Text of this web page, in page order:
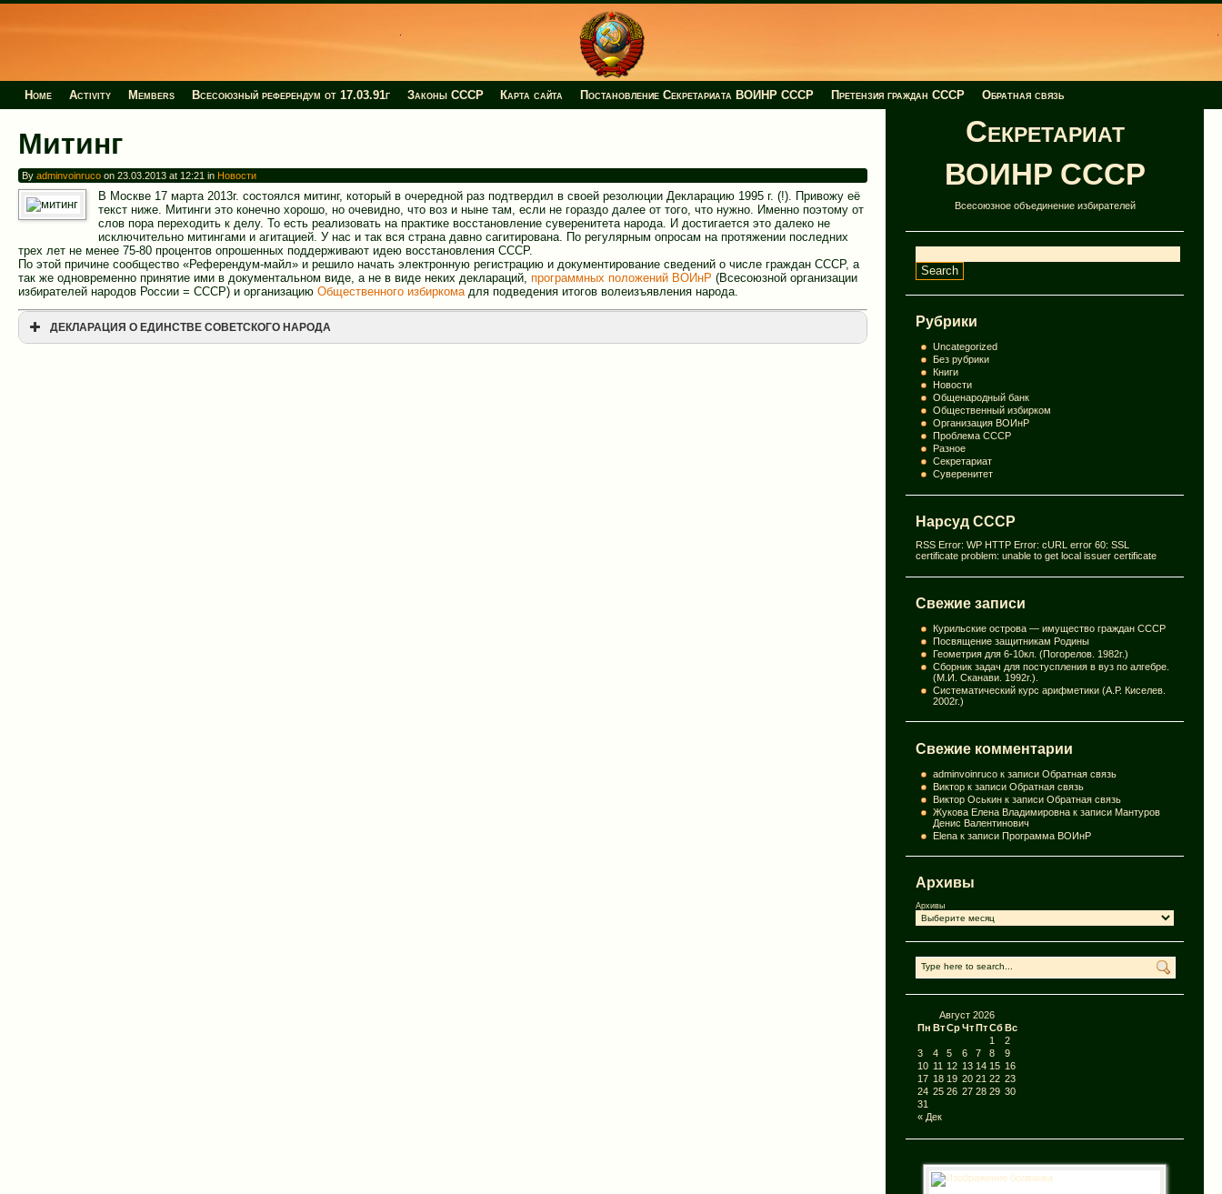
Home Activity Members Всесоюзный референдум от 17.03.91г Законы СССР Карта сайта Постановление Секретариата ВОИНР СССР Претензия граждан СССР Обратная связь
Секретариат
ВОИНР СССР
Всесоюзное объединение избирателей
Рубрики
Uncategorized
Без рубрики
Книги
Новости
Общенародный банк
Общественный избирком
Организация ВОИнР
Проблема СССР
Разное
Секретариат
Суверенитет
Нарсуд СССР
RSS Error: WP HTTP Error: cURL error 60: SSL
certificate problem: unable to get local issuer certificate
Свежие записи
Курильские острова — имущество граждан СССР
Посвящение защитникам Родины
Геометрия для 6-10кл. (Погорелов. 1982г.)
Сборник задач для постуспления в вуз по алгебре.
(М.И. Сканави. 1992г.).
Систематический курс арифметики (А.Р. Киселев.
2002г.)
Свежие комментарии
adminvoinruco к записиОбратная связь
Виктор к записиОбратная связь
Виктор Оськин к записиОбратная связь
Жукова Елена Владимировна к записиМантуров
Денис Валентинович
Elena к записиПрограмма ВОИнР
Архивы
Архивы
Август 2026
Пн ВтСрЧтПтСбВс
« Дек
1
2
3
4 5 6 7 8
9
10 11 12 13 14 15 16
17 18 19 20 21 22 23
24 25 26 27 28 29 30
31
Митинг
By adminvoinrucoon 23.03.2013 at 12:21 in Новости
В Москве 17 марта 2013г. состоялся митинг, который в очередной раз подтвердил в своей резолюции Декларацию 1995 г. (!). Привожу её
текст ниже. Митинги это конечно хорошо, но очевидно, что воз и ныне там, если не гораздо далее от того, что нужно. Именно поэтому от
слов пора переходить к делу. То есть реализовать на практике восстановление суверенитета народа. И достигается это далеко не
исключительно митингами и агитацией. У нас и так вся страна давно сагитирована. По регулярным опросам на протяжении последних
трех лет не менее 75-80 процентов опрошенных поддерживают идею восстановления СССР.
По этой причине сообщество «Референдум-майл» и решило начать электронную регистрацию и документирование сведений о числе граждан СССР, а
так же одновременно принятие ими в документальном виде, а не в виде неких деклараций, программных положений ВОИнР (Всесоюзной организации
избирателей народов России = СССР) и организацию Общественного избиркома для подведения итогов волеизъявления народа.
ДЕКЛАРАЦИЯ О ЕДИНСТВЕ СОВЕТСКОГО НАРОДА